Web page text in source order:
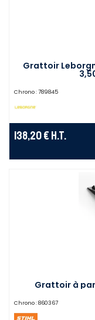
Grattoir
Chrono : 789845
138,20 € H.T.
Grattoir à
Chrono : 860367